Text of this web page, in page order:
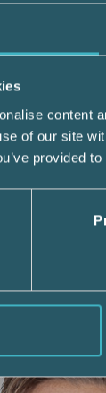
content
of our site
provided
och
och
har